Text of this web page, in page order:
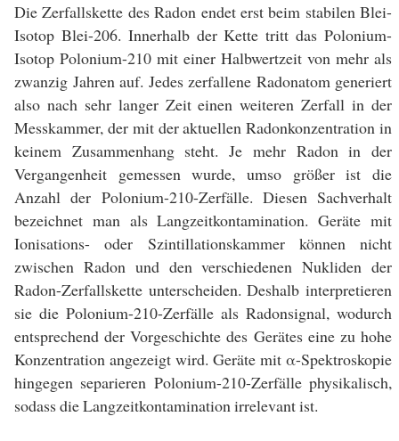
Die Zerfallskette des Radon endet erst beim stabilen Blei-
Isotop Blei-206. Innerhalb der Kette tritt das Polonium-
Isotop Polonium-210 mit einer Halbwertzeit von mehr als
zwanzig Jahren auf. Jedes zerfallene Radonatom generiert
also nach sehr langer Zeit einen weiteren Zerfall in der
Messkammer, der mit der aktuellen Radonkonzentration in
keinem Zusammenhang steht. Je mehr Radon in der
Vergangenheit gemessen wurde, umso größer ist die
Anzahl der Polonium-210-Zerfälle. Diesen Sachverhalt
bezeichnet man als Langzeitkontamination. Geräte mit
Ionisations- oder Szintillationskammer können nicht
zwischen Radon und den verschiedenen Nukliden der
Radon-Zerfallskette unterscheiden. Deshalb interpretieren
sie die Polonium-210-Zerfälle als Radonsignal, wodurch
entsprechend der Vorgeschichte des Gerätes eine zu hohe
Konzentration angezeigt wird. Geräte mit α-Spektroskopie
hingegen separieren Polonium-210-Zerfälle physikalisch,
sodass die Langzeitkontamination irrelevant ist.